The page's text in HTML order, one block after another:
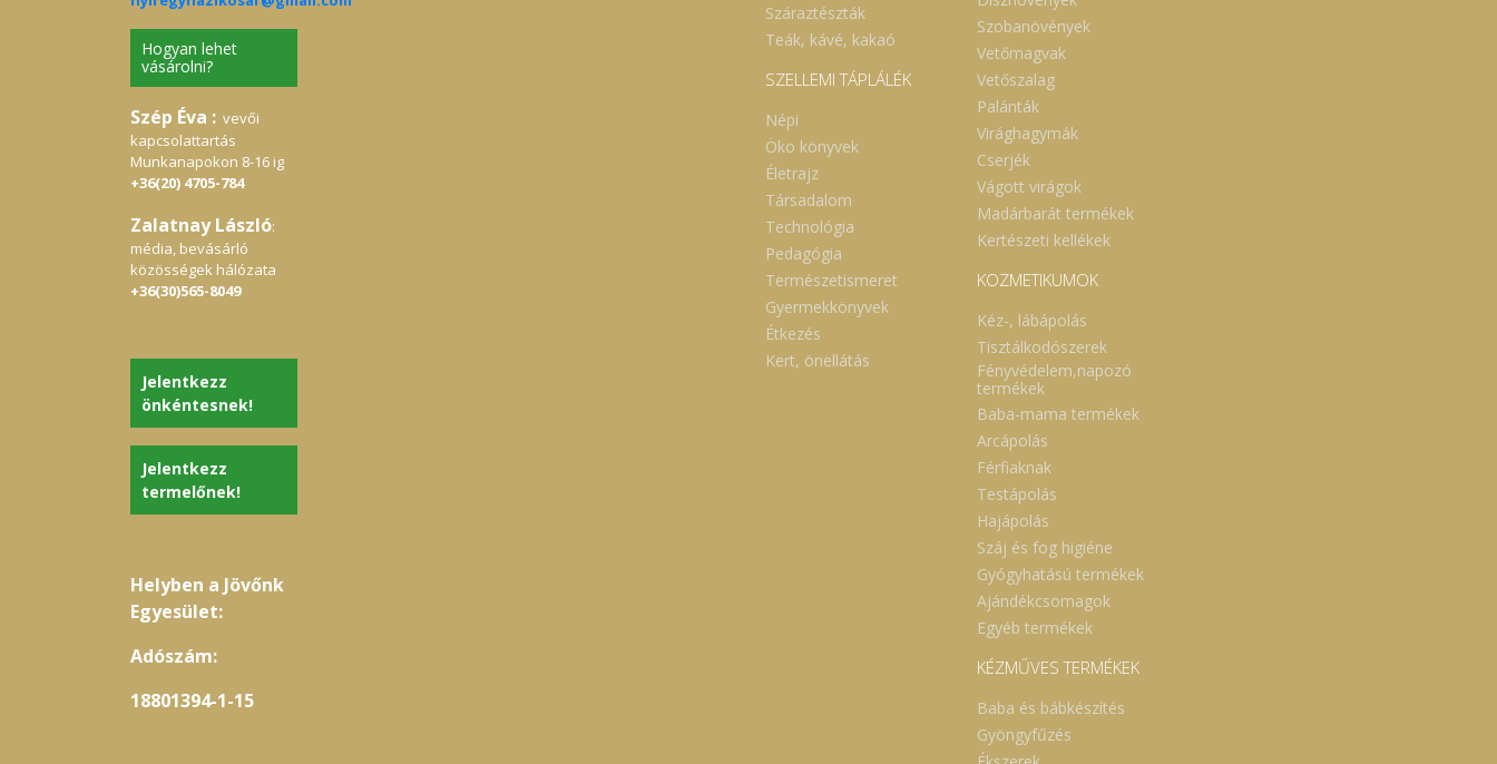
Hogyan lehet
vásárolni?
Szép Éva : vevői
kapcsolattartás
Munkanapokon 8-16 ig
+36(20) 4705-784
Zalatnay László:
média, bevásárló
közösségek hálózata
+36(30)565-8049
Jelentkezz
önkéntesnek!
Jelentkezz
termelőnek!
Helyben a Jövőnk
Egyesület:
Adószám:
18801394-1-15
Száraztészták
Teák, kávé, kakaó
SZELLEMI TÁPLÁLÉK
Népi
Öko könyvek
Életrajz
Társadalom
Technológia
Pedagógia
Természetismeret
Gyermekkönyvek
Étkezés
Kert, önellátás
Szobanövények
Vetőmagvak
Vetőszalag
Palánták
Virághagymák
Cserjék
Vágott virágok
Madárbarát termékek
Kertészeti kellékek
KOZMETIKUMOK
Kéz-, lábápolás
Tisztálkodószerek
Fényvédelem,napozó
termékek
Baba-mama termékek
Arcápolás
Férfiaknak
Testápolás
Hajápolás
Száj és fog higiéne
Gyógyhatású termékek
Ajándékcsomagok
Egyéb termékek
KÉZMŰVES TERMÉKEK
Baba és bábkészítés
Gyöngyfűzés